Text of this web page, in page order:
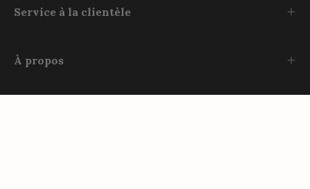
Service à la clientèle
À propos